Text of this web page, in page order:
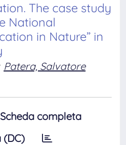
The case study
National
in Nature” in
Patera, Salvatore
Scheda completa
(DC)